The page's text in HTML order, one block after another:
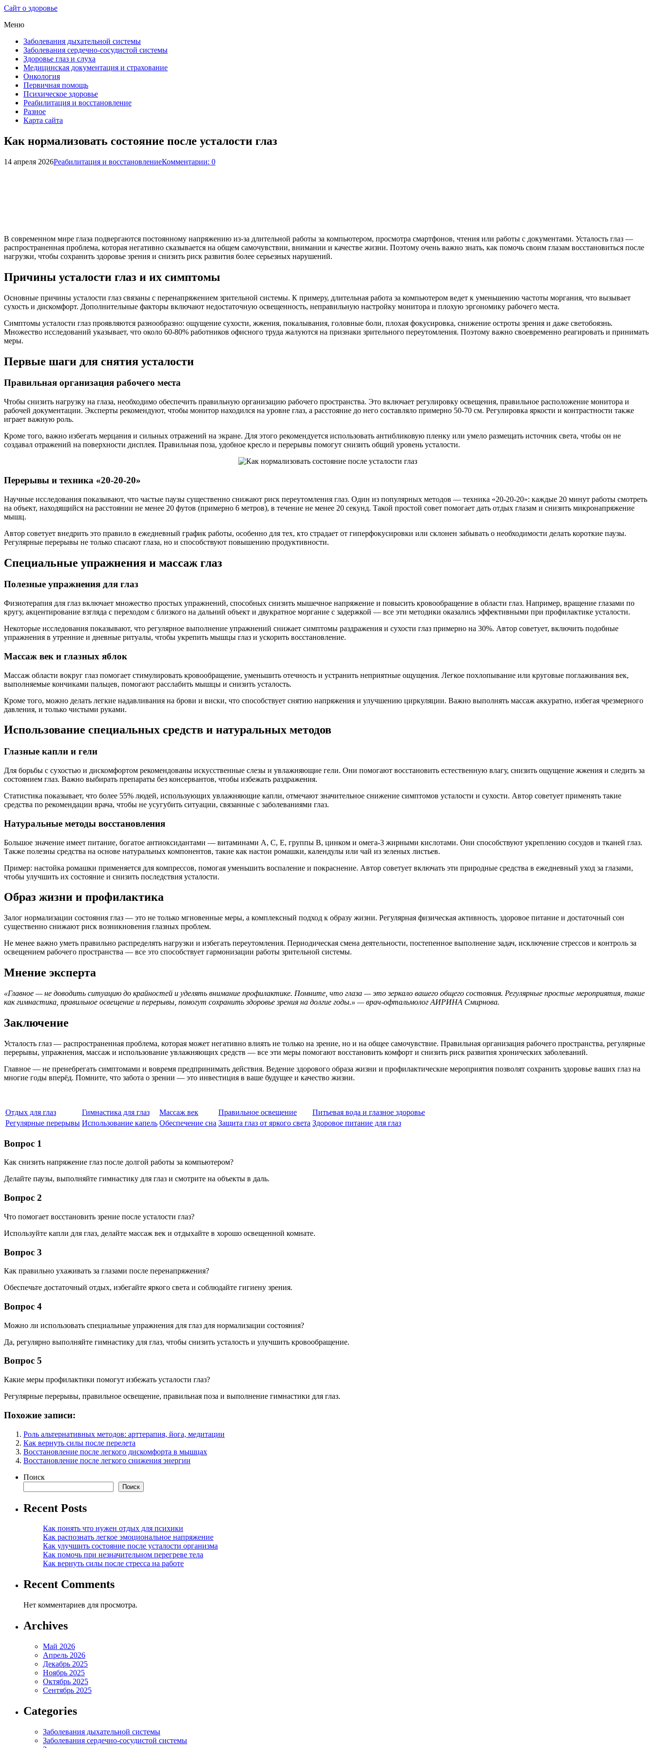
Сайт о здоровье
Меню
Заболевания дыхательной системы
Заболевания сердечно-сосудистой системы
Здоровье глаз и слуха
Медицинская документация и страхование
Онкология
Первичная помощь
Психическое здоровье
Реабилитация и восстановление
Разное
Карта сайта
Как нормализовать состояние после усталости глаз
14 апреля 2026Реабилитация и восстановлениеКомментарии: 0
В современном мире глаза подвергаются постоянному напряжению из-за длительной работы за компьютером, просмотра смартфонов, чтения или работы с документами. Усталость глаз —
распространенная проблема, которая негативно сказывается на общем самочувствии, внимании и качестве жизни. Поэтому очень важно знать, как помочь своим глазам восстановиться после
нагрузки, чтобы сохранить здоровье зрения и снизить риск развития более серьезных нарушений.
Причины усталости глаз и их симптомы
Основные причины усталости глаз связаны с перенапряжением зрительной системы. К примеру, длительная работа за компьютером ведет к уменьшению частоты моргания, что вызывает
сухость и дискомфорт. Дополнительные факторы включают недостаточную освещенность, неправильную настройку монитора и плохую эргономику рабочего места.
Симптомы усталости глаз проявляются разнообразно: ощущение сухости, жжения, покалывания, головные боли, плохая фокусировка, снижение остроты зрения и даже светобоязнь.
Множество исследований указывает, что около 60-80% работников офисного труда жалуются на признаки зрительного переутомления. Поэтому важно своевременно реагировать и принимать
меры.
Первые шаги для снятия усталости
Правильная организация рабочего места
Чтобы снизить нагрузку на глаза, необходимо обеспечить правильную организацию рабочего пространства. Это включает регулировку освещения, правильное расположение монитора и
рабочей документации. Эксперты рекомендуют, чтобы монитор находился на уровне глаз, а расстояние до него составляло примерно 50-70 см. Регулировка яркости и контрастности также
играет важную роль.
Кроме того, важно избегать мерцания и сильных отражений на экране. Для этого рекомендуется использовать антибликовую пленку или умело размещать источник света, чтобы он не
создавал отражений на поверхности дисплея. Правильная поза, удобное кресло и перерывы помогут снизить общий уровень усталости.
Перерывы и техника «20-20-20»
Научные исследования показывают, что частые паузы существенно снижают риск переутомления глаз. Один из популярных методов — техника «20-20-20»: каждые 20 минут работы смотреть
на объект, находящийся на расстоянии не менее 20 футов (примерно 6 метров), в течение не менее 20 секунд. Такой простой совет помогает дать отдых глазам и снизить микронапряжение
мышц.
Автор советует внедрить это правило в ежедневный график работы, особенно для тех, кто страдает от гиперфокусировки или склонен забывать о необходимости делать короткие паузы.
Регулярные перерывы не только спасают глаза, но и способствуют повышению продуктивности.
Специальные упражнения и массаж глаз
Полезные упражнения для глаз
Физиотерапия для глаз включает множество простых упражнений, способных снизить мышечное напряжение и повысить кровообращение в области глаз. Например, вращение глазами по
кругу, акцентирование взгляда с переходом с близкого на дальний объект и двукратное моргание с задержкой — все эти методики оказались эффективными при профилактике усталости.
Некоторые исследования показывают, что регулярное выполнение упражнений снижает симптомы раздражения и сухости глаз примерно на 30%. Автор советует, включить подобные
упражнения в утренние и дневные ритуалы, чтобы укрепить мышцы глаз и ускорить восстановление.
Массаж век и глазных яблок
Массаж области вокруг глаз помогает стимулировать кровообращение, уменьшить отечность и устранить неприятные ощущения. Легкое похлопывание или круговые поглаживания век,
выполняемые кончиками пальцев, помогают расслабить мышцы и снизить усталость.
Кроме того, можно делать легкие надавливания на брови и виски, что способствует снятию напряжения и улучшению циркуляции. Важно выполнять массаж аккуратно, избегая чрезмерного
давления, и только чистыми руками.
Использование специальных средств и натуральных методов
Глазные капли и гели
Для борьбы с сухостью и дискомфортом рекомендованы искусственные слезы и увлажняющие гели. Они помогают восстановить естественную влагу, снизить ощущение жжения и следить за
состоянием глаз. Важно выбирать препараты без консервантов, чтобы избежать раздражения.
Статистика показывает, что более 55% людей, использующих увлажняющие капли, отмечают значительное снижение симптомов усталости и сухости. Автор советует применять такие
средства по рекомендации врача, чтобы не усугубить ситуации, связанные с заболеваниями глаз.
Натуральные методы восстановления
Большое значение имеет питание, богатое антиоксидантами — витаминами А, С, Е, группы B, цинком и омега-3 жирными кислотами. Они способствуют укреплению сосудов и тканей глаз.
Также полезны средства на основе натуральных компонентов, такие как настои ромашки, календулы или чай из зеленых листьев.
Пример: настойка ромашки применяется для компрессов, помогая уменьшить воспаление и покраснение. Автор советует включать эти природные средства в ежедневный уход за глазами,
чтобы улучшить их состояние и снизить последствия усталости.
Образ жизни и профилактика
Залог нормализации состояния глаз — это не только мгновенные меры, а комплексный подход к образу жизни. Регулярная физическая активность, здоровое питание и достаточный сон
существенно снижают риск возникновения глазных проблем.
Не менее важно уметь правильно распределять нагрузки и избегать переутомления. Периодическая смена деятельности, постепенное выполнение задач, исключение стрессов и контроль за
освещением рабочего пространства — все это способствует гармонизации работы зрительной системы.
Мнение эксперта
«Главное — не доводить ситуацию до крайностей и уделять внимание профилактике. Помните, что глаза — это зеркало вашего общего состояния. Регулярные простые мероприятия, такие
как гимнастика, правильное освещение и перерывы, помогут сохранить здоровье зрения на долгие годы.» — врач-офтальмолог АИРИНА Смирнова.
Заключение
Усталость глаз — распространенная проблема, которая может негативно влиять не только на зрение, но и на общее самочувствие. Правильная организация рабочего пространства, регулярные
перерывы, упражнения, массаж и использование увлажняющих средств — все эти меры помогают восстановить комфорт и снизить риск развития хронических заболеваний.
Главное — не пренебрегать симптомами и вовремя предпринимать действия. Ведение здорового образа жизни и профилактические мероприятия позволят сохранить здоровье ваших глаз на
многие годы вперёд. Помните, что забота о зрении — это инвестиция в ваше будущее и качество жизни.
Отдых для глаз Гимнастика для глаз Массаж век Правильное освещение
Питьевая вода и глазное здоровье
Регулярные перерывы Использование капель Обеспечение сна Защита глаз от яркого света Здоровое питание для глаз
Вопрос 1
Как снизить напряжение глаз после долгой работы за компьютером?
Делайте паузы, выполняйте гимнастику для глаз и смотрите на объекты в даль.
Вопрос 2
Что помогает восстановить зрение после усталости глаз?
Используйте капли для глаз, делайте массаж век и отдыхайте в хорошо освещенной комнате.
Вопрос 3
Как правильно ухаживать за глазами после перенапряжения?
Обеспечьте достаточный отдых, избегайте яркого света и соблюдайте гигиену зрения.
Вопрос 4
Можно ли использовать специальные упражнения для глаз для нормализации состояния?
Да, регулярно выполняйте гимнастику для глаз, чтобы снизить усталость и улучшить кровообращение.
Вопрос 5
Какие меры профилактики помогут избежать усталости глаз?
Регулярные перерывы, правильное освещение, правильная поза и выполнение гимнастики для глаз.
Похожие записи:
Роль альтернативных методов: арттерапия, йога, медитации
Как вернуть силы после перелета
Восстановление после легкого дискомфорта в мышцах
Восстановление после легкого снижения энергии
Поиск
Поиск
Recent Posts
Как понять что нужен отдых для психики
Как распознать легкое эмоциональное напряжение
Как улучшить состояние после усталости организма
Как помочь при незначительном перегреве тела
Как вернуть силы после стресса на работе
Recent Comments
Нет комментариев для просмотра.
Archives
Май 2026
Апрель 2026
Декабрь 2025
Ноябрь 2025
Октябрь 2025
Сентябрь 2025
Categories
Заболевания дыхательной системы
Заболевания сердечно-сосудистой системы